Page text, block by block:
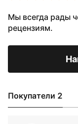
Мы всегда рады
рецензиям.
Покупатели 2